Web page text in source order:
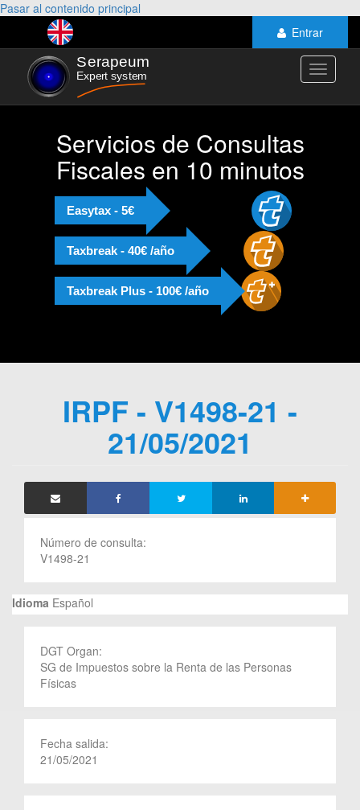
Pasar al contenido principal
Entrar
Toggle
Servicios de Consultas
Fiscales en 10 minutos
Easytax - 5€
Taxbreak - 40€ /año
Taxbreak Plus - 100€ /año
IRPF - V1498-21 -
21/05/2021
Número de consulta:
V1498-21
Idioma Español
DGT Organ:
SG de Impuestos sobre la Renta de las Personas
Físicas
Fecha salida:
21/05/2021